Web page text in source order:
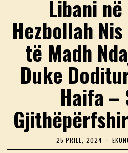
Libani
Hezbollah
të Madh
Duke
Haifa –
25 PRILL, 2024
5